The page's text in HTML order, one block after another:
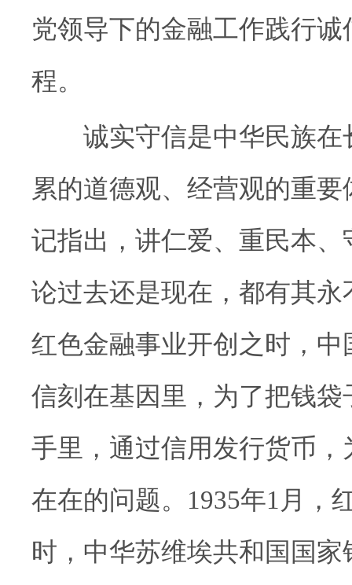
党领导下的金融工作践行
程。
诚实守信是中华民族在
累的道德观、经营观的重
记指出，讲仁爱、重民本
论过去还是现在，都有其
红色金融事业开创之时，
信刻在基因里，为了把钱
手里，通过信用发行货币
在在的问题。1935年1月，
时，中华苏维埃共和国国